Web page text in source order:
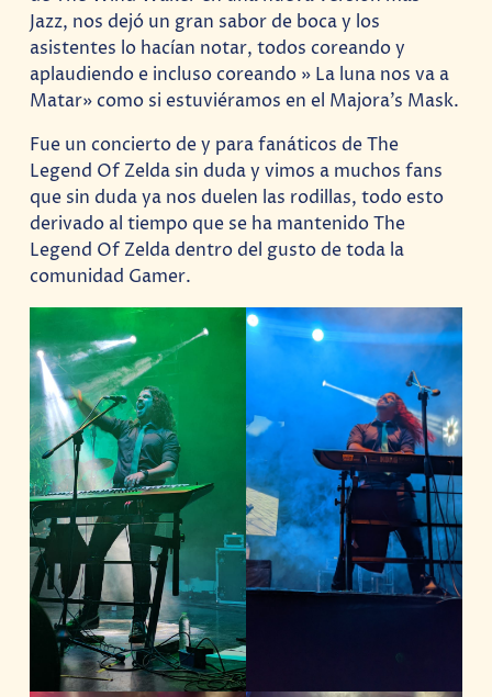
Jazz, nos dejó un gran sabor de boca y los
asistentes lo hacían notar, todos coreando y
aplaudiendo e incluso coreando » La luna nos va a
Matar» como si estuviéramos en el Majora’s Mask.
Fue un concierto de y para fanáticos de The
Legend Of Zelda sin duda y vimos a muchos fans
que sin duda ya nos duelen las rodillas, todo esto
derivado al tiempo que se ha mantenido The
Legend Of Zelda dentro del gusto de toda la
comunidad Gamer.